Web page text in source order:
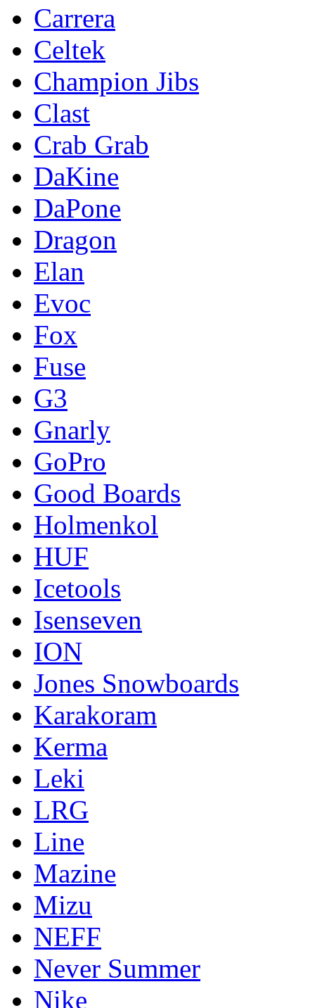
Carrera
Celtek
Champion Jibs
Clast
Crab Grab
DaKine
DaPone
Dragon
Elan
Evoc
Fox
Fuse
G3
Gnarly
GoPro
Good Boards
Holmenkol
HUF
Icetools
Isenseven
ION
Jones Snowboards
Karakoram
Kerma
Leki
LRG
Line
Mazine
Mizu
NEFF
Never Summer
Nike